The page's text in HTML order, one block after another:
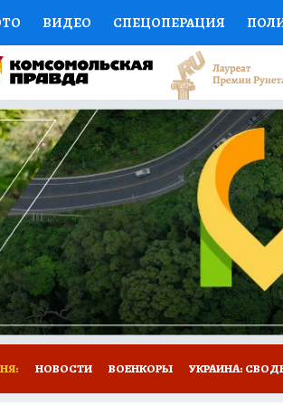
ВИДЕО СПЕЦОПЕРАЦИЯ
НАУКА СПОРТ
МИР СЕМЬЯ ЖЕНСКИЕ
СПЕЦПРОЕКТЫ ДЕФИЦИТ
ГИД ПОТРЕБИТЕЛЯ ВСЕ О
НОВОСТИ ВОЕНКОРЫ УКРАИНА: